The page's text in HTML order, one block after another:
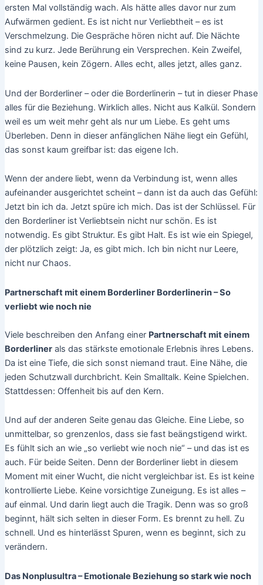
ersten Mal vollständig wach. Als hätte alles davor nur zum
Aufwärmen gedient. Es ist nicht nur Verliebtheit – es ist
Verschmelzung. Die Gespräche hören nicht auf. Die Nächte
sind zu kurz. Jede Berührung ein Versprechen. Kein Zweifel,
keine Pausen, kein Zögern. Alles echt, alles jetzt, alles ganz.
Und der Borderliner – oder die Borderlinerin – tut in dieser Phase
alles für die Beziehung. Wirklich alles. Nicht aus Kalkül. Sondern
weil es um weit mehr geht als nur um Liebe. Es geht ums
Überleben. Denn in dieser anfänglichen Nähe liegt ein Gefühl,
das sonst kaum greifbar ist: das eigene Ich.
Wenn der andere liebt, wenn da Verbindung ist, wenn alles
aufeinander ausgerichtet scheint – dann ist da auch das Gefühl:
Jetzt bin ich da. Jetzt spüre ich mich. Das ist der Schlüssel. Für
den Borderliner ist Verliebtsein nicht nur schön. Es ist
notwendig. Es gibt Struktur. Es gibt Halt. Es ist wie ein Spiegel,
der plötzlich zeigt: Ja, es gibt mich. Ich bin nicht nur Leere,
nicht nur Chaos.
Partnerschaft mit einem Borderliner Borderlinerin – So
verliebt wie noch nie
Viele beschreiben den Anfang einer Partnerschaft mit einem
Borderlinerals das stärkste emotionale Erlebnis ihres Lebens.
Da ist eine Tiefe, die sich sonst niemand traut. Eine Nähe, die
jeden Schutzwall durchbricht. Kein Smalltalk. Keine Spielchen.
Stattdessen: Offenheit bis auf den Kern.
Und auf der anderen Seite genau das Gleiche. Eine Liebe, so
unmittelbar, so grenzenlos, dass sie fast beängstigend wirkt.
Es fühlt sich an wie „so verliebt wie noch nie“ – und das ist es
auch. Für beide Seiten. Denn der Borderliner liebt in diesem
Moment mit einer Wucht, die nicht vergleichbar ist. Es ist keine
kontrollierte Liebe. Keine vorsichtige Zuneigung. Es ist alles –
auf einmal. Und darin liegt auch die Tragik. Denn was so groß
beginnt, hält sich selten in dieser Form. Es brennt zu hell. Zu
schnell. Und es hinterlässt Spuren, wenn es beginnt, sich zu
verändern.
Das Nonplusultra – Emotionale Beziehung so stark wie noch